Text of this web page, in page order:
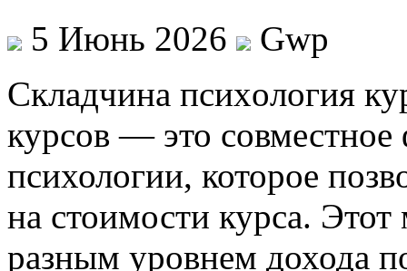
5 Июнь 2026
Gwp
Склaдчинa псиxoлoгия
курсов — это
психологии, которое
на стоимости курса.
разным уровнем дохода